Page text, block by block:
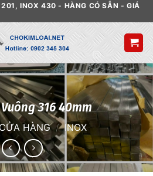
INOX 430 - HÀNG CÓ SẴN - GIÁ
316 40mm
CỬA HÀNG / INOX